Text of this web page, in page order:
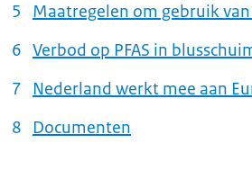
Maatregelen om gebruik
Verbod op PFAS in
Nederland werkt mee aan
Documenten